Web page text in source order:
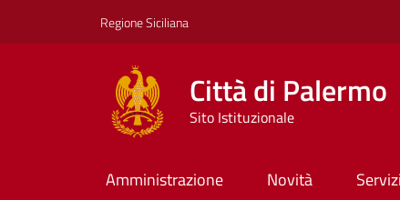
Regione Siciliana
Città di Palermo
Sito Istituzionale
Amministrazione Novità Servizi